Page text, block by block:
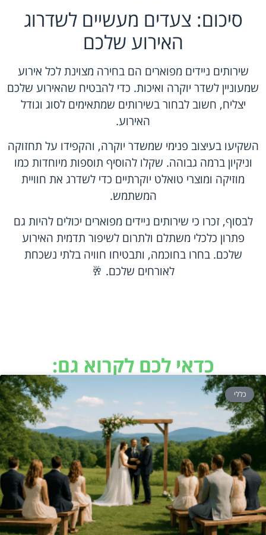
סיכום: צעדים מעשיים לשדרוג
האירוע שלכם
שירותים ניידים מפוארים הם בחירה מצוינת לכל אירוע
שמעוניין לשדר יוקרה ואיכות. כדי להבטיח שהאירוע שלכם
יצליח, חשוב לבחור בשירותים שמתאימים לסוג וגודל
האירוע.
השקיעו בעיצוב פנימי שמשדר יוקרה, והקפידו על תחזוקה
וניקיון ברמה גבוהה. שקלו להוסיף תוספות מיוחדות כמו
מוזיקה ומוצרי טואלט יוקרתיים כדי לשדרג את חוויית
המשתמש.
לבסוף, זכרו כי שירותים ניידים מפוארים יכולים להיות גם
פתרון כלכלי משתלם ולתרום לשיפור תדמית האירוע
שלכם. בחרו בחוכמה, ותבטיחו חוויה בלתי נשכחת
לאורחים שלכם. 🥂
כדאי לכם לקרוא גם:
כללי